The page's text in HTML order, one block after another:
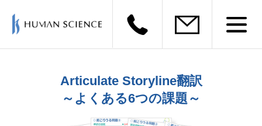
Articulate Storyline翻訳
～よくある6つの課題～